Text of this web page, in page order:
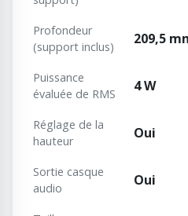
Profondeur
(support inclus)
209,5
Puissance
évaluée de RMS
4 W
Réglage de la
hauteur
Oui
Sortie casque
audio
Oui